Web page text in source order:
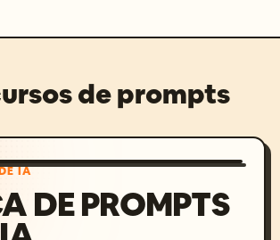
de prompts
IA
DE PROMPTS